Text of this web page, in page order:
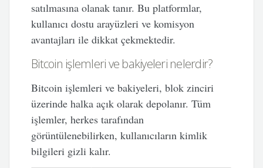
satılmasına olanak tanır. Bu platformlar,
kullanıcı dostu arayüzleri ve komisyon
avantajları ile dikkat çekmektedir.
Bitcoin işlemleri ve bakiyeleri nelerdir?
Bitcoin işlemleri ve bakiyeleri, blok zinciri
üzerinde halka açık olarak depolanır. Tüm
işlemler, herkes tarafından
görüntülenebilirken, kullanıcıların kimlik
bilgileri gizli kalır.